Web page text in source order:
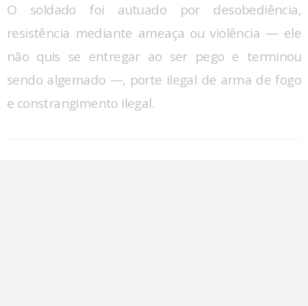
O soldado foi autuado por desobediência,
resistência mediante ameaça ou violência — ele
não quis se entregar ao ser pego e terminou
sendo algemado —, porte ilegal de arma de fogo
e constrangimento ilegal.